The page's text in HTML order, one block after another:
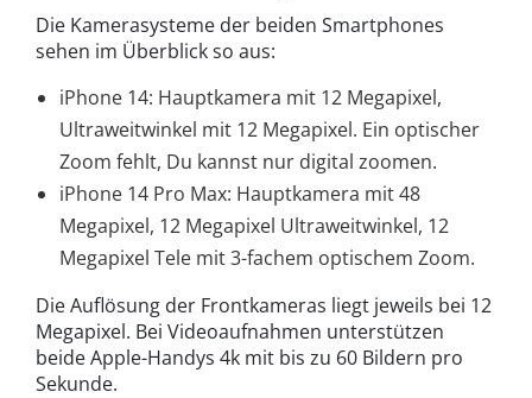
Die Kamerasysteme der beiden Smartphones
sehen im Überblick so aus:
iPhone 14: Hauptkamera mit 12 Megapixel,
Ultraweitwinkel mit 12 Megapixel. Ein optischer
Zoom fehlt, Du kannst nur digital zoomen.
iPhone 14 Pro Max: Hauptkamera mit 48
Megapixel, 12 Megapixel Ultraweitwinkel, 12
Megapixel Tele mit 3-fachem optischem Zoom.
Die Auflösung der Frontkameras liegt jeweils bei 12
Megapixel. Bei Videoaufnahmen unterstützen
beide Apple-Handys 4k mit bis zu 60 Bildern pro
Sekunde.